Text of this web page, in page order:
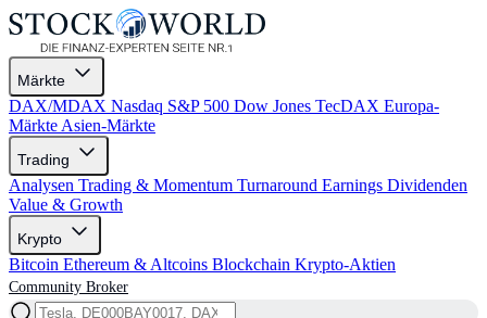
Märkte
DAX/MDAX Nasdaq S&P 500 Dow Jones TecDAX Europa-
Märkte Asien-Märkte
Trading
Analysen Trading & Momentum Turnaround Earnings Dividenden
Value & Growth
Krypto
Bitcoin Ethereum & Altcoins Blockchain Krypto-Aktien
Community Broker